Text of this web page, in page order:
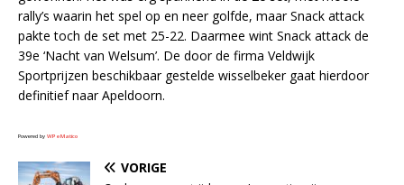
rally’s waarin het spel op en neer golfde, maar Snack attack
pakte toch de set met 25-22. Daarmee wint Snack attack de
39e ‘Nacht van Welsum’. De door de firma Veldwijk
Sportprijzen beschikbaar gestelde wisselbeker gaat hierdoor
definitief naar Apeldoorn.
Powered by WPeMatico
VORIGE